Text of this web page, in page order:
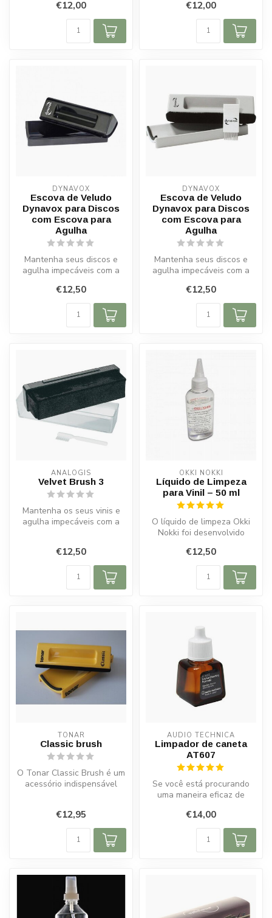
...
€12,00 €12,00
DYNAVOX
Escova de Veludo
Dynavox para Discos
com Escova para
Agulha
Mantenha seus discos e
agulha impecáveis com a
e escova...
€12,50
DYNAVOX
Escova de Veludo
Dynavox para Discos
com Escova para
Agulha
Mantenha seus discos e
agulha impecáveis com a
e escova...
€12,50
ANALOGIS
Velvet Brush 3
Mantenha os seus vinis e
agulha impecáveis com a
€12,50
OKKI NOKKI
Líquido de Limpeza
para Vinil – 50 ml
O líquido de limpeza Okki
Nokki foi desenvolvido
os se...
€12,50
TONAR
Classic brush
O Tonar Classic Brush é um
acessório indispensável
€12,95
AUDIO TECHNICA
Limpador de caneta
AT607
Se você está procurando
uma maneira eficaz de
toca-discos...
€14,00